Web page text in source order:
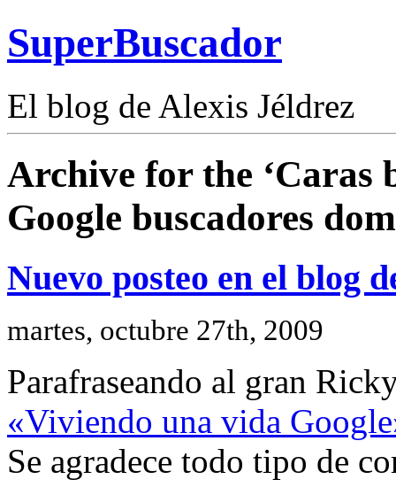
SuperBuscador
El blog de Alexis Jéldrez
Archive for the ‘Caras
Google buscadores
Nuevo posteo en el blog
martes, octubre 27th, 2009
Parafraseando al gran
«Viviendo una vida
Se agradece todo tipo de